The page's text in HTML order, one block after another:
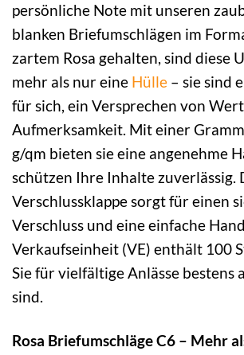
persönliche Note mit unseren
blanken Briefumschlägen im
zartem Rosa gehalten, sind diese
mehr als nur eine Hülle – sie sind
für sich, ein Versprechen von
Aufmerksamkeit. Mit einer
g/qm bieten sie eine angenehme
schützen Ihre Inhalte zuverlässig.
Verschlussklappe sorgt für einen
Verschluss und eine einfache
Verkaufseinheit (VE) enthält 100
Sie für vielfältige Anlässe bestens
sind.
Rosa Briefumschläge C6 – Mehr